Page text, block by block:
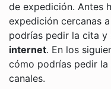
de expedición. Antes
expedición cercanas
podrías pedir la cita y
internet. En los
cómo podrías pedir
canales.